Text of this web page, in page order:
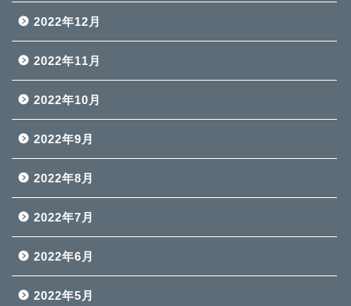
2022年12月
2022年11月
2022年10月
2022年9月
2022年8月
2022年7月
2022年6月
2022年5月